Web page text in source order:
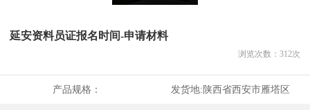
延安资料员证报名时间-申请材料
浏览次数： 312次
产品规格： 发货地:陕西省西安市雁塔区